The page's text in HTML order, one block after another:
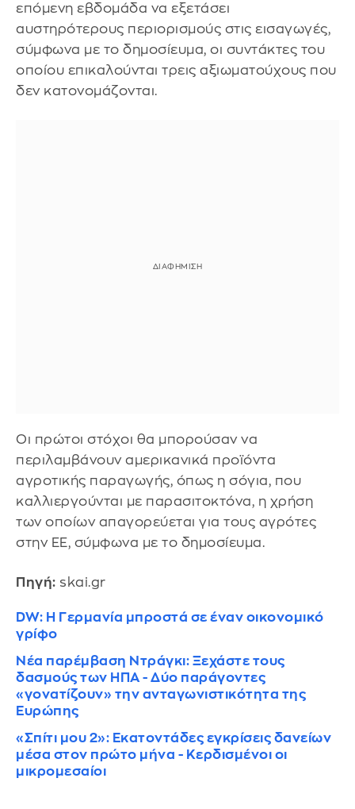
επόμενη εβδομάδα να εξετάσει
αυστηρότερους περιορισμούς στις εισαγωγές,
σύμφωνα με το δημοσίευμα, οι συντάκτες του
οποίου επικαλούνται τρεις αξιωματούχους που
δεν κατονομάζονται.
Οι πρώτοι στόχοι θα μπορούσαν να
περιλαμβάνουν αμερικανικά προϊόντα
αγροτικής παραγωγής, όπως η σόγια, που
καλλιεργούνται με παρασιτοκτόνα, η χρήση
των οποίων απαγορεύεται για τους αγρότες
στην ΕΕ, σύμφωνα με το δημοσίευμα.
Πηγή: skai.gr
DW: Η Γερμανία μπροστά σε έναν οικονομικό
γρίφο
Νέα παρέμβαση Ντράγκι: Ξεχάστε τους
δασμούς των ΗΠΑ - Δύο παράγοντες
«γονατίζουν» την ανταγωνιστικότητα της
Ευρώπης
«Σπίτι μου 2»: Εκατοντάδες εγκρίσεις δανείων
μέσα στον πρώτο μήνα - Κερδισμένοι οι
μικρομεσαίοι